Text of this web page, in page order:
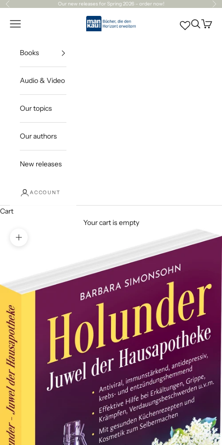
Skip to content
Previous Our new releasesfor Spring 2026 – order now!
Mankau Verlag
Open navigation menu OpenOpen
Books
Audio & Video
Our topics
Our authors
New releases
ACCOUNT
Cart
Your cart is empty
Zoom picture